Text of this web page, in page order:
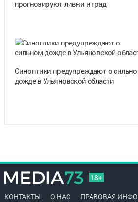
прогнозируют ливни и град
Синоптики предупреждают о
дожде в Ульяновской области
18+
КОНТАКТЫ О НАС ПРАВОВАЯ